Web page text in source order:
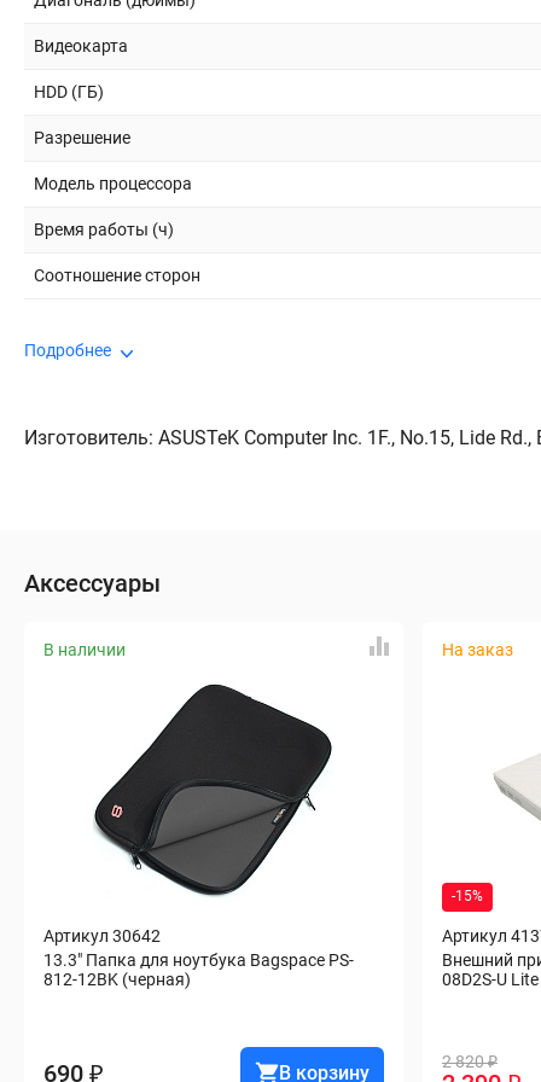
Видеокарта
HDD (ГБ)
Разрешение
Модель процессора
Время работы (ч)
Соотношение сторон
Подробнее
Изготовитель: ASUSTeK Computer Inc. 1F., No.15, Lide
Аксессуары
В наличии
Артикул 30642
13.3" Папка для ноутбука Bagspace PS-
812-12BK (черная)
690 ₽ В корзину
На заказ
-15%
Артикул
Внешний
08D2S-U
2 820 ₽